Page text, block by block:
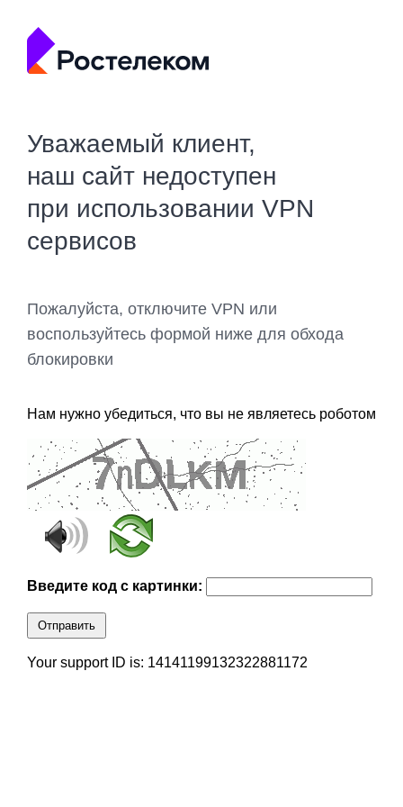
Уважаемый клиент,
наш сайт недоступен
при использовании VPN
сервисов
Пожалуйста, отключите VPN или
воспользуйтесь формой ниже для обхода
блокировки
Нам нужно убедиться, что вы не являетесь роботом
Введите код с картинки:
Отправить
Your support ID is: 14141199132322881172